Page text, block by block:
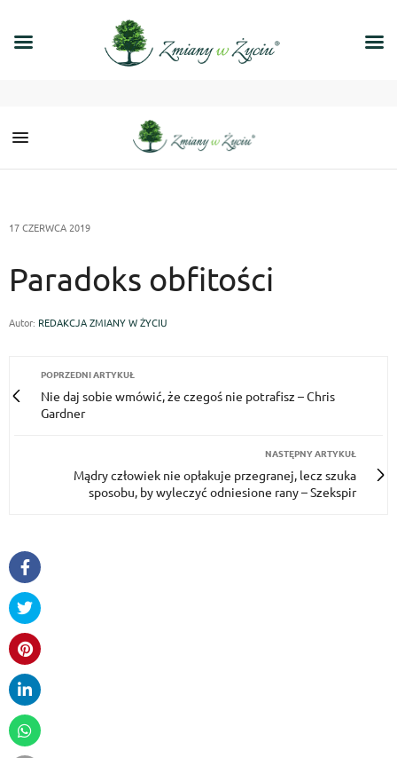
17 CZERWCA 2019
Paradoks obfitości
Autor: REDAKCJA ZMIANY W ŻYCIU
POPRZEDNI ARTYKUŁ
Nie daj sobie wmówić, że czegoś nie potrafisz – Chris
Gardner
NASTĘPNY ARTYKUŁ
Mądry człowiek nie opłakuje przegranej, lecz szuka
sposobu, by wyleczyć odniesione rany – Szekspir